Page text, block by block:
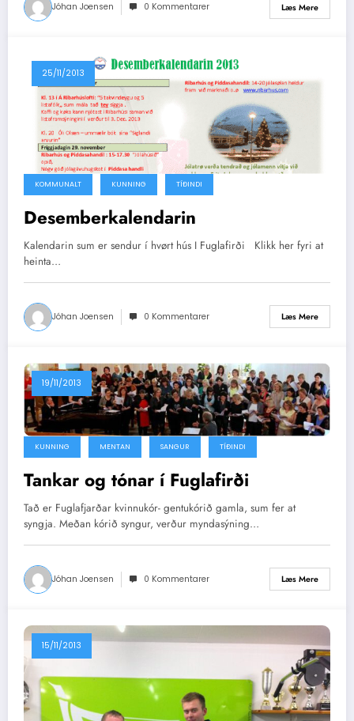
Jóhan Joensen 0 Kommentarer Læs Mere
25/11/2013
KOMMUNALT KUNNING TÍÐINDI
Desemberkalendarin
Kalendarin sum er sendur í hvørt hús I Fuglafirði Klikk her fyri at
heinta…
Jóhan Joensen 0 Kommentarer Læs Mere
19/11/2013
KUNNING MENTAN SANGUR TÍÐINDI
Tankar og tónar í Fuglafirði
Tað er Fuglafjarðar kvinnukór- gentukórið gamla, sum fer at
syngja. Meðan kórið syngur, verður myndasýning…
Jóhan Joensen 0 Kommentarer Læs Mere
15/11/2013